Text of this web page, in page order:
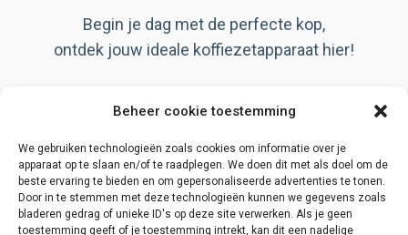
Beheer cookie toestemming
We gebruiken technologieën zoals cookies om informatie over je
apparaat op te slaan en/of te raadplegen. We doen dit met als doel om de
beste ervaring te bieden en om gepersonaliseerde advertenties te tonen.
Door in te stemmen met deze technologieën kunnen we gegevens zoals
bladeren gedrag of unieke ID's op deze site verwerken. Als je geen
toestemming geeft of je toestemming intrekt, kan dit een nadelige
Begin je dag met de perfecte kop,
ontdek jouw ideale koffiezetapparaat hier!
Privacy Policy
Disclaimer